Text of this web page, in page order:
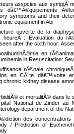
associes aux
dâ€™Ã©quipements
symptoms and their
equipment in Abi
ouverte de la
heureÂ : Evaluation du
after the sixth hour:
en
in Resuscitation:
rÃ©nale
en CÃ´te dâ€™Ivoire
chronic kidney disease
et mortalitÃ© dans
National de Zinder au
department of the
des
/ Prediction of